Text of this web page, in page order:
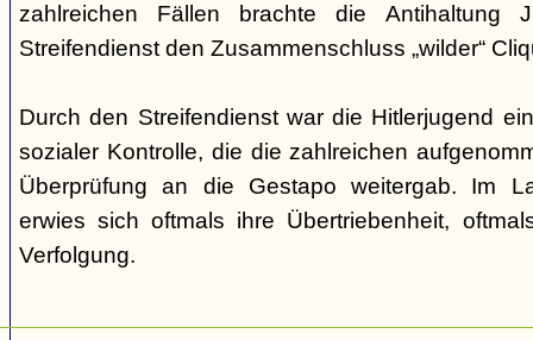
zahlreichen Fällen brachte die Antihaltung
Streifendienst den Zusammenschluss „wilder“
Durch den Streifendienst war die Hitlerjugend
sozialer Kontrolle, die die zahlreichen
Überprüfung an die Gestapo weitergab. Im
erwies sich oftmals ihre Übertriebenheit,
Verfolgung.